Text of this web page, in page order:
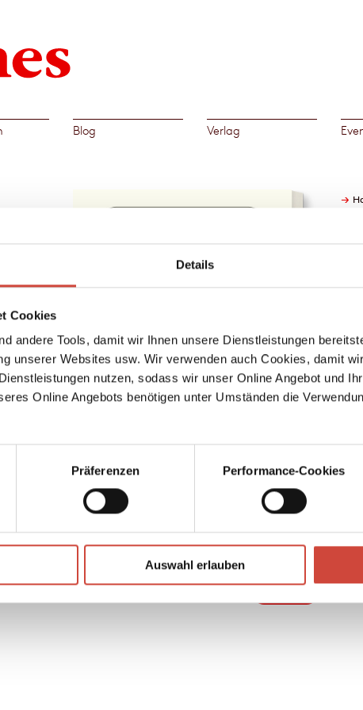
Details
Cookies
andere Tools, damit wir Ihnen unsere Dienstleistungen
unserer Websites usw. Wir verwenden auch Cookies, damit
nutzen, sodass wir unser Online Angebot und
Online Angebots benötigen unter Umständen die
Präferenzen Performance-Cookies
Auswahl erlauben
Blog Verlag
Download Bilddatei
von
für die
ihn
→